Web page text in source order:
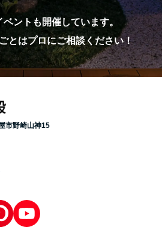
ントも開催しています。
とはプロにご相談ください！
市野崎山神15